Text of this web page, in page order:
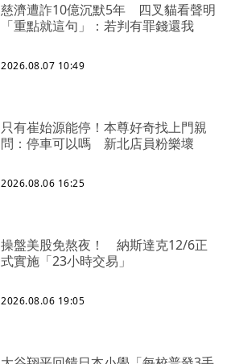
慈濟遭詐10億沉默5年 四叉貓看聲明
「重點就這句」：若判有罪錢還我
2026.08.07 10:49
只有崔始源能停！本尊好奇找上門親
問：停車可以嗎 新北店員粉樂壞
2026.08.06 16:25
操盤美股免熬夜！ 納斯達克12/6正
式實施「23小時交易」
2026.08.06 19:05